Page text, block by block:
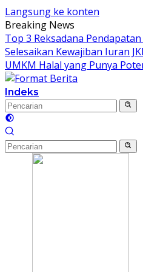
Langsung ke konten
Breaking News
Top 3 Reksadana
Selesaikan Kewajiban Iuran
UMKM Halal yang Punya
Indeks